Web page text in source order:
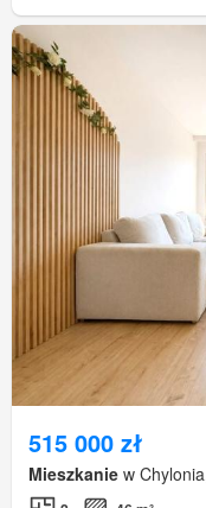
515 000 zł
Mieszkanie w